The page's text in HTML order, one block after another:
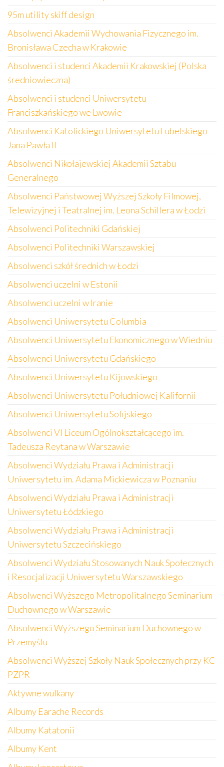
95m utility skiff design
Absolwenci Akademii Wychowania Fizycznego im.
Bronisława Czecha w Krakowie
Absolwenci i studenci Akademii Krakowskiej (Polska
średniowieczna)
Absolwenci i studenci Uniwersytetu
Franciszkańskiego we Lwowie
Absolwenci Katolickiego Uniwersytetu Lubelskiego
Jana Pawła II
Absolwenci Nikołajewskiej Akademii Sztabu
Generalnego
Absolwenci Państwowej Wyższej Szkoły Filmowej,
Telewizyjnej i Teatralnej im. Leona Schillera w Łodzi
Absolwenci Politechniki Gdańskiej
Absolwenci Politechniki Warszawskiej
Absolwenci szkół średnich w Łodzi
Absolwenci uczelni w Estonii
Absolwenci uczelni w Iranie
Absolwenci Uniwersytetu Columbia
Absolwenci Uniwersytetu Ekonomicznego w Wiedniu
Absolwenci Uniwersytetu Gdańskiego
Absolwenci Uniwersytetu Kijowskiego
Absolwenci Uniwersytetu Południowej Kalifornii
Absolwenci Uniwersytetu Sofijskiego
Absolwenci VI Liceum Ogólnokształcącego im.
Tadeusza Reytana w Warszawie
Absolwenci Wydziału Prawa i Administracji
Uniwersytetu im. Adama Mickiewicza w Poznaniu
Absolwenci Wydziału Prawa i Administracji
Uniwersytetu Łódzkiego
Absolwenci Wydziału Prawa i Administracji
Uniwersytetu Szczecińskiego
Absolwenci Wydziału Stosowanych Nauk Społecznych
i Resocjalizacji Uniwersytetu Warszawskiego
Absolwenci Wyższego Metropolitalnego Seminarium
Duchownego w Warszawie
Absolwenci Wyższego Seminarium Duchownego w
Przemyślu
Absolwenci Wyższej Szkoły Nauk Społecznych przy KC
PZPR
Aktywne wulkany
Albumy Earache Records
Albumy Katatonii
Albumy Kent